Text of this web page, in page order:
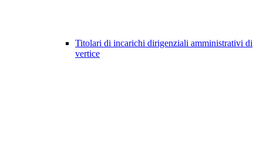
Titolari di incarichi dirigenziali amministrativi di
vertice